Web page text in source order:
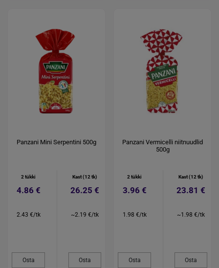
Panzani Mini Serpentini 500g
2 tükki
4.86 €
2.43 €/tk
Osta
Kast (12 tk)
26.25 €
~2.19 €/tk
Osta
Panzani Vermicelli niitnuudlid
500g
2 tükki
3.96 €
1.98 €/tk
Osta
Kast (12 tk)
23.81 €
~1.98 €/tk
Osta